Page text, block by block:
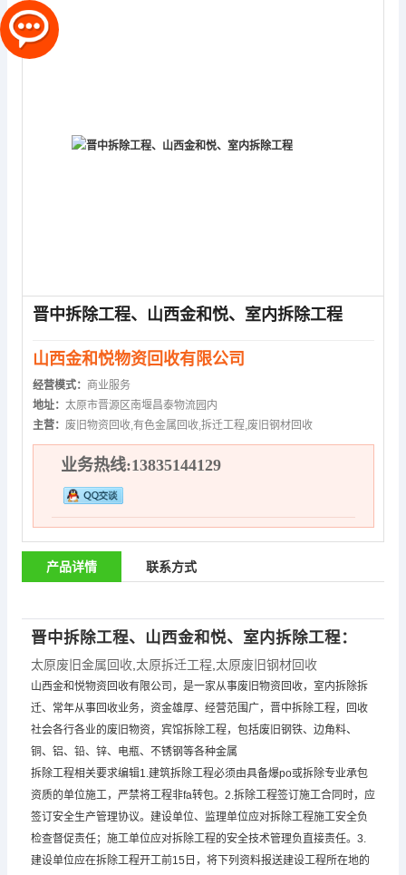
晋中拆除工程、山西金和悦、室内拆除工程
山西金和悦物资回收有限公司
经营模式： 商业服务
地址： 太原市晋源区南堰昌泰物流园内
主营： 废旧物资回收,有色金属回收,拆迁工程,废旧钢材回收
业务热线:13835144129
产品详情 联系方式
晋中拆除工程、山西金和悦、室内拆除工程：
太原废旧金属回收 太原拆迁工程 太原废旧钢材回收
山西金和悦物资回收有限公司，是一家从事废旧物资回收，室内拆除拆
迁、常年从事回收业务，资金雄厚、经营范围广，晋中拆除工程，回收
社会各行各业的废旧物资，宾馆拆除工程，包括废旧钢铁、边角料、
铜、铝、铅、锌、电瓶、不锈钢等各种金属
拆除工程相关要求编辑1.建筑拆除工程必须由具备爆po或拆除专业承包
资质的单位施工，严禁将工程非fa转包。2.拆除工程签订施工合同时，应
签订安全生产管理协议。建设单位、监理单位应对拆除工程施工安全负
检查督促责任；施工单位应对拆除工程的安全技术管理负直接责任。3.
建设单位应在拆除工程开工前15日，将下列资料报送建设工程所在地的